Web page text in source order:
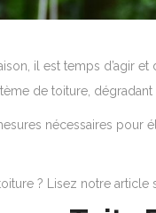
il est temps d’agir
de toiture,
nécessaires
? Lisez notre